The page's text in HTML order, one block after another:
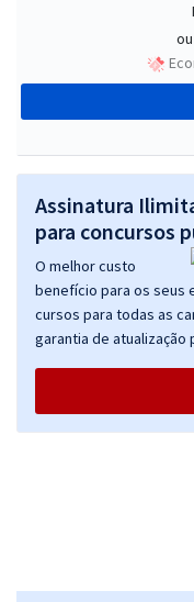
Assinatura
para concursos
O melhor custo
benefício para os seus
cursos para todas as
garantia de atualização